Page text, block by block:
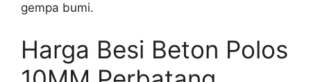
gempa bumi.
Harga Besi Beton Polos